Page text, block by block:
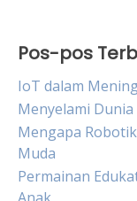
Pos-pos
IoT dalam
Menyelami
Mengapa
Muda
Permainan